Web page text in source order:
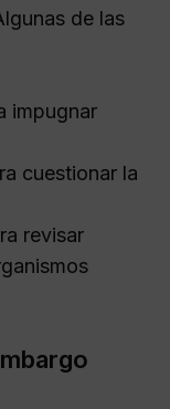
de las
impugnar
cuestionar la
revisar